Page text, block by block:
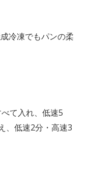
冷凍でもパンの柔
て入れ、低速5
、低速2分・高速3